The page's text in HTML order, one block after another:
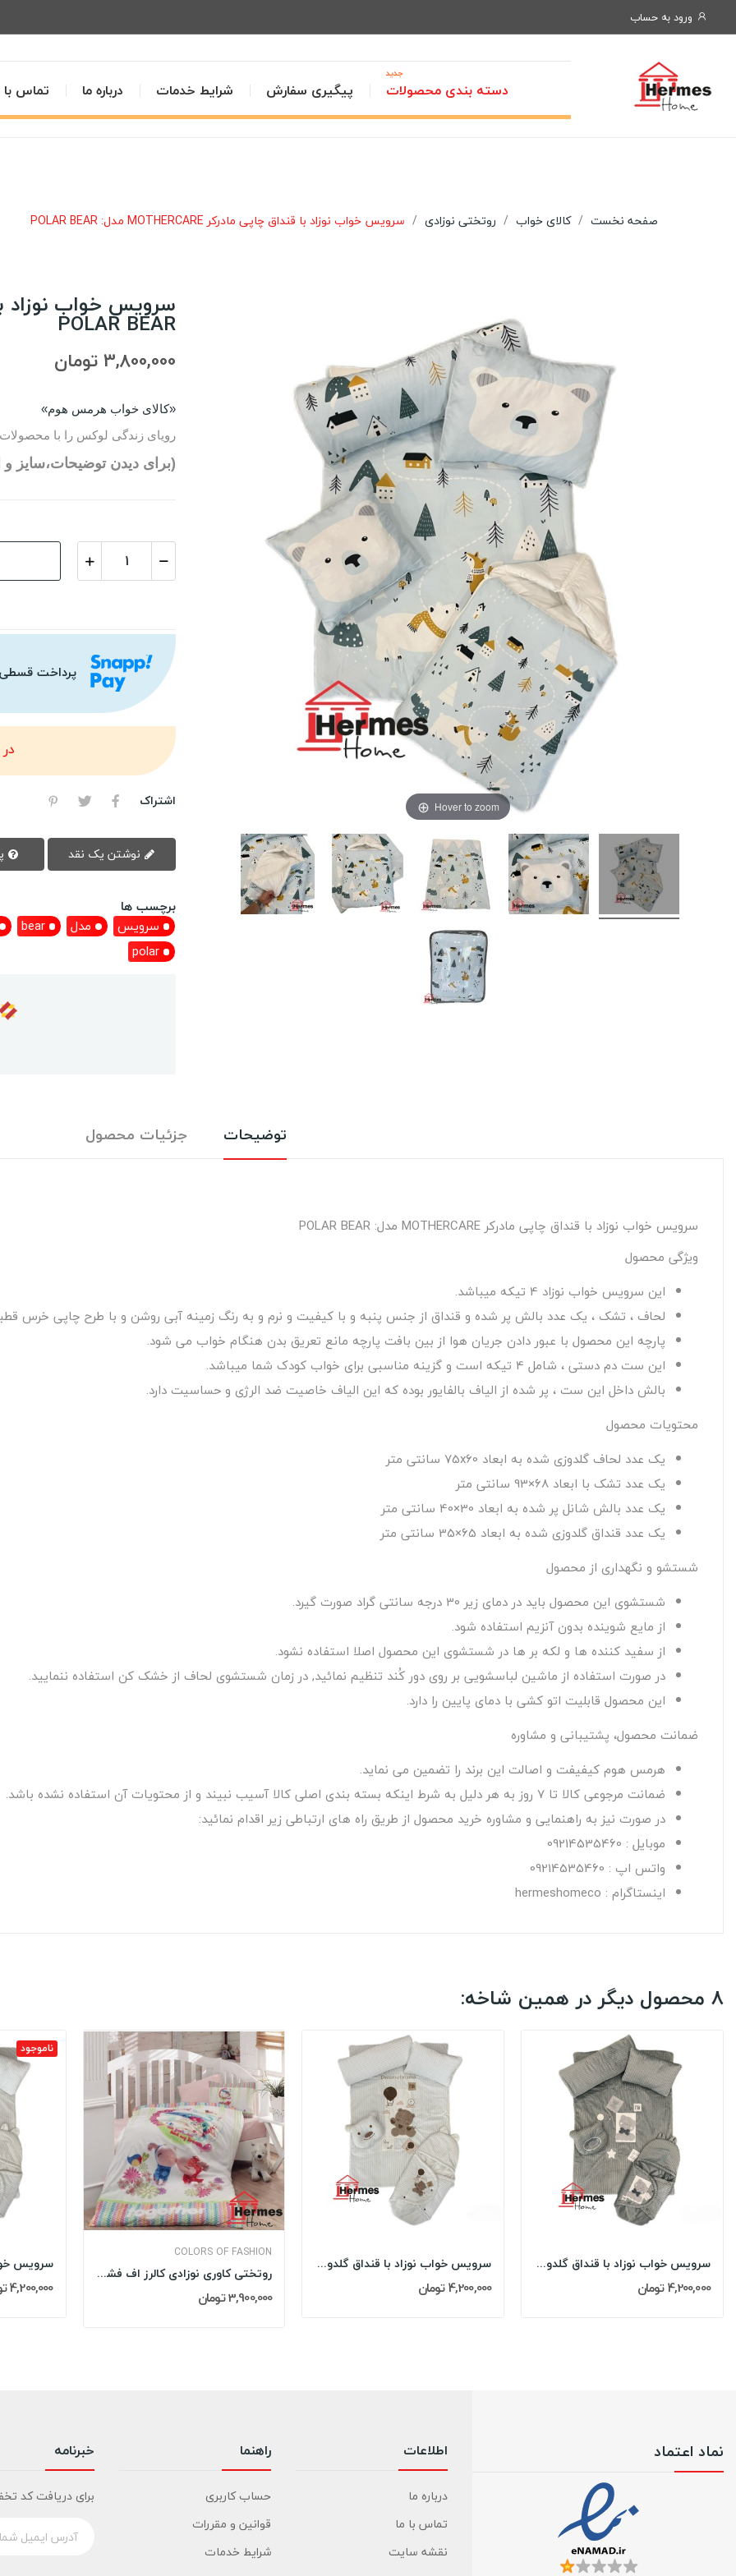
ورود به حساب
دسته بندی محصولات
جدید
پیگیری سفارش شرایط خدمات درباره ما تماس با
صفحه نخست کالای خواب روتختی نوزادی سرویس خواب نوزاد با قنداق چاپی مادرکر MOTHERCARE مدل: POLAR BEAR
Hover to zoom
POLAR BEAR
3,800,000 تومان
«کالای خواب هرمس هوم»
رویای زندگی لوکس را با
(برای دیدن توضیحات،سایز
پرداخت
اشتراک
برچسب ها
سرویس
مدل bear
polar
توضیحات جزئیات محصول
سرویس خواب نوزاد با قنداق چاپی مادرکر MOTHERCARE مدل: POLAR BEAR
ویژگی محصول
این سرویس خواب نوزاد 4 تیکه میباشد.
لحاف ، تشک ، یک عدد بالش پر شده و قنداق از جنس پنبه و با کیفیت و نرم و به رنگ زمینه آبی روشن و با طرح چاپی خرس
پارچه این محصول با عبور دادن جریان هوا از بین بافت پارچه مانع تعریق بدن هنگام خواب می شود.
این ست دم دستی ، شامل 4 تیکه است و گزینه مناسبی برای خواب کودک شما میباشد.
بالش داخل این ست ، پر شده از الیاف بالفایور بوده که این الیاف خاصیت ضد الرژی و حساسیت دارد.
محتویات محصول
یک عدد لحاف گلدوزی شده به ابعاد 75x60 سانتی متر
یک عدد تشک با ابعاد 68×93 سانتی متر
یک عدد بالش شانل پر شده به ابعاد 30×40 سانتی متر
یک عدد قنداق گلدوزی شده به ابعاد 65×35 سانتی متر
شستشو و نگهداری از محصول
شستشوی این محصول باید در دمای زیر 30 درجه سانتی گراد صورت گیرد.
از مایع شوینده بدون آنزیم استفاده شود.
از سفید کننده ها و لکه بر ها در شستشوی این محصول اصلا استفاده نشود.
در صورت استفاده از ماشین لباسشویی بر روی دور کُند تنظیم نمائید, در زمان شستشوی لحاف از خشک کن استفاده ننمایید.
این محصول قابلیت اتو کشی با دمای پایین را دارد.
ضمانت محصول، پشتیبانی و مشاوره
هرمس هوم کیفیفت و اصالت این برند را تضمین می نماید.
ضمانت مرجوعی کالا تا 7 روز به هر دلیل به شرط اینکه بسته بندی اصلی کالا آسیب نبیند و از محتویات آن استفاده نشده باشد.
در صورت نیز به راهنمایی و مشاوره خرید محصول از طریق راه های ارتباطی زیر اقدام نمائید:
موبایل : 09214535460
واتس اپ : 09214535460
اینستاگرام : hermeshomeco
8 محصول دیگر در همین شاخه:
ناموجود
4,200,000 تومان
COLORS OF FASHION
روتختی کاوری نوزادی کالرز اف فشن COLORS OF...
3,900,000 تومان
سرویس خواب نوزاد با قنداق گلدوزی مادرکر...
4,200,000 تومان
سرویس خواب نوزاد با قنداق گلدوزی مادرکر...
4,200,000 تومان
نماد اعتماد اطلاعات
درباره ما
تماس با ما
نقشه سایت
راهنما
حساب کاربری
قوانین و مقررات
شرایط خدمات
خبرنامه
برای دریافت کد